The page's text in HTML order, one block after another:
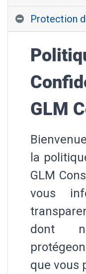
Protection
GLM
la
GLM
vous
dont
que vous